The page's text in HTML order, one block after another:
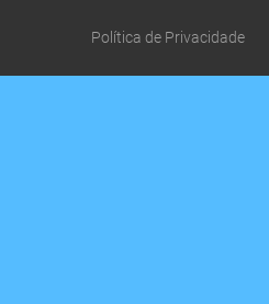
Política de Privacidade